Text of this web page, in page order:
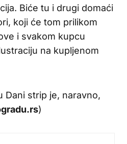
Biće tu i drugi domaći
koji će tom prilikom
i svakom kupcu
na kupljenom
Dani strip je, naravno,
)